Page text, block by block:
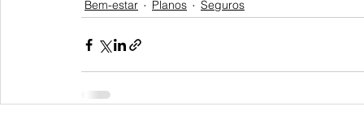
Bem-estar Planos Seguros